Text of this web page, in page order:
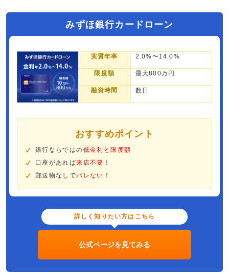
みずほ銀行カードローン
実質年率 2.0%〜14.0%
限度額 最大800万円
融資時間 数日
おすすめポイント
銀行ならではの低金利と限度額
口座があれば来店不要 ！
郵送物なしでバレない ！
詳しく知りたい方はこちら
公式ページを見てみる